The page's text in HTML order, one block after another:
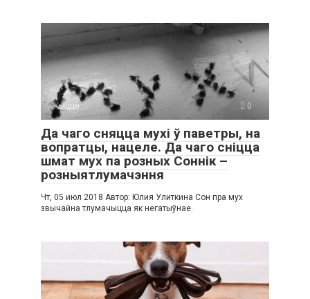
Жыццё 0
Да чаго сняцца мухі ў паветры, на
вопратцы, нацеле. Да чаго сніцца
шмат мух па розных Соннік –
розныятлумачэння
Чт, 05 июл 2018 Автор: Юлия Улиткина Сон пра мух
звычайна тлумачыцца як негатыўнае.